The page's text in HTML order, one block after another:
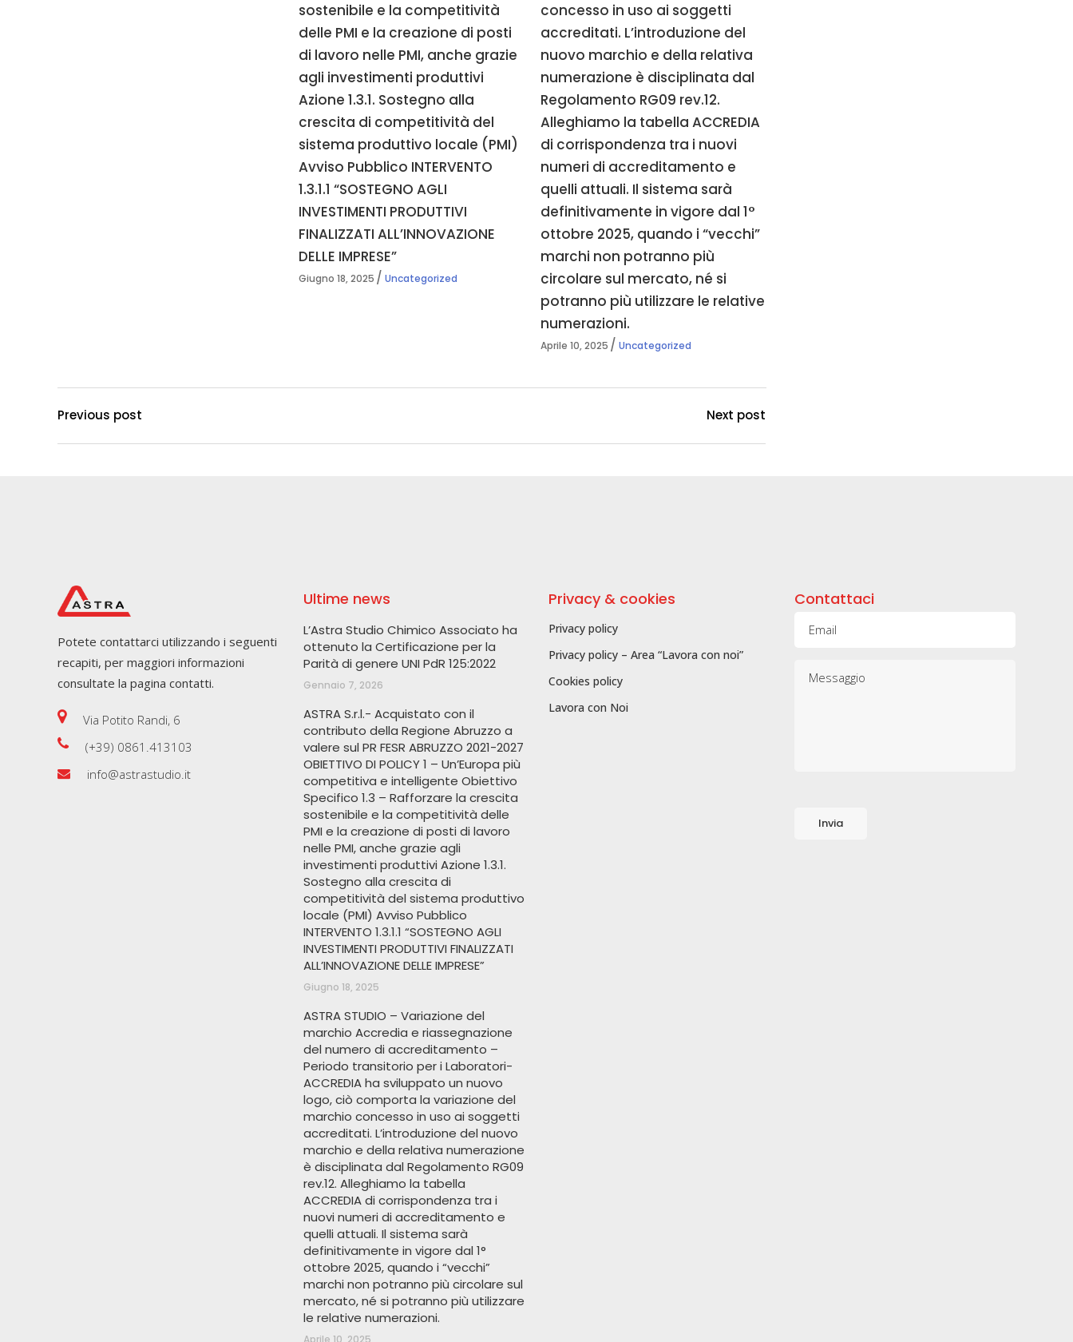
sostenibile e la competitività
delle PMI e la creazione di posti
di lavoro nelle PMI, anche grazie
agli investimenti produttivi
Azione 1.3.1. Sostegno alla
crescita di competitività del
sistema produttivo locale (PMI)
Avviso Pubblico INTERVENTO
1.3.1.1 “SOSTEGNO AGLI
INVESTIMENTI PRODUTTIVI
FINALIZZATI ALL’INNOVAZIONE
DELLE IMPRESE”
Giugno 18, 2025 Uncategorized
concesso in uso ai soggetti
accreditati. L’introduzione del
nuovo marchio e della relativa
numerazione è disciplinata dal
Regolamento RG09 rev.12.
Alleghiamo la tabella ACCREDIA
di corrispondenza tra i nuovi
numeri di accreditamento e
quelli attuali. Il sistema sarà
definitivamente in vigore dal 1°
ottobre 2025, quando i “vecchi”
marchi non potranno più
circolare sul mercato, né si
potranno più utilizzare le relative
numerazioni.
Aprile 10, 2025 Uncategorized
Previous post Next post
Potete contattarci utilizzando i seguenti
recapiti, per maggiori informazioni
consultate la pagina contatti.
Via Potito Randi, 6
(+39) 0861.413103
info@astrastudio.it
Ultime news
L’Astra Studio Chimico Associato ha
ottenuto la Certificazione per la
Parità di genere UNI PdR 125:2022
Gennaio 7, 2026
ASTRA S.r.l.- Acquistato con il
contributo della Regione Abruzzo a
valere sul PR FESR ABRUZZO 2021-2027
OBIETTIVO DI POLICY 1 – Un’Europa più
competitiva e intelligente Obiettivo
Specifico 1.3 – Rafforzare la crescita
sostenibile e la competitività delle
PMI e la creazione di posti di lavoro
nelle PMI, anche grazie agli
investimenti produttivi Azione 1.3.1.
Sostegno alla crescita di
competitività del sistema produttivo
locale (PMI) Avviso Pubblico
INTERVENTO 1.3.1.1 “SOSTEGNO AGLI
INVESTIMENTI PRODUTTIVI FINALIZZATI
ALL’INNOVAZIONE DELLE IMPRESE”
Giugno 18, 2025
ASTRA STUDIO – Variazione del
marchio Accredia e riassegnazione
del numero di accreditamento –
Periodo transitorio per i Laboratori-
ACCREDIA ha sviluppato un nuovo
logo, ciò comporta la variazione del
marchio concesso in uso ai soggetti
accreditati. L’introduzione del nuovo
marchio e della relativa numerazione
è disciplinata dal Regolamento RG09
rev.12. Alleghiamo la tabella
ACCREDIA di corrispondenza tra i
nuovi numeri di accreditamento e
quelli attuali. Il sistema sarà
definitivamente in vigore dal 1°
ottobre 2025, quando i “vecchi”
marchi non potranno più circolare sul
mercato, né si potranno più utilizzare
le relative numerazioni.
Aprile 10, 2025
Privacy & cookies
Privacy policy
Privacy policy – Area “Lavora con noi”
Cookies policy
Lavora con Noi
Contattaci